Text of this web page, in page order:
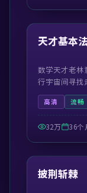
精选
天才基本法
数学天才老林
行宇宙间寻找
高清 流畅
32万 36个
精选
披荆斩棘